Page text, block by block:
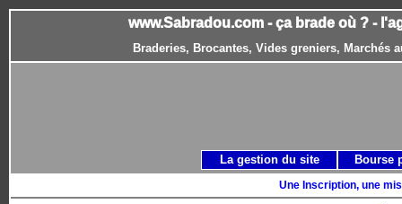
www.Sabradou.com - ça brade où ? -
Braderies, Brocantes, Vides greniers, Marchés
Une Inscription, une
La gestion du site Bourse